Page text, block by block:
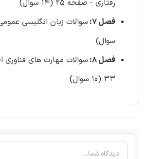
رفتاری - صفحه 25 (14 سوال)
فصل 7:
سوال)
فصل 8:
سوالات مهارت های
33 (10 سوال)